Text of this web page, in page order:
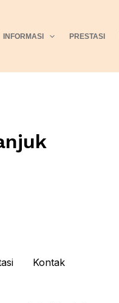
INFORMASI PRESTASI
Kontak